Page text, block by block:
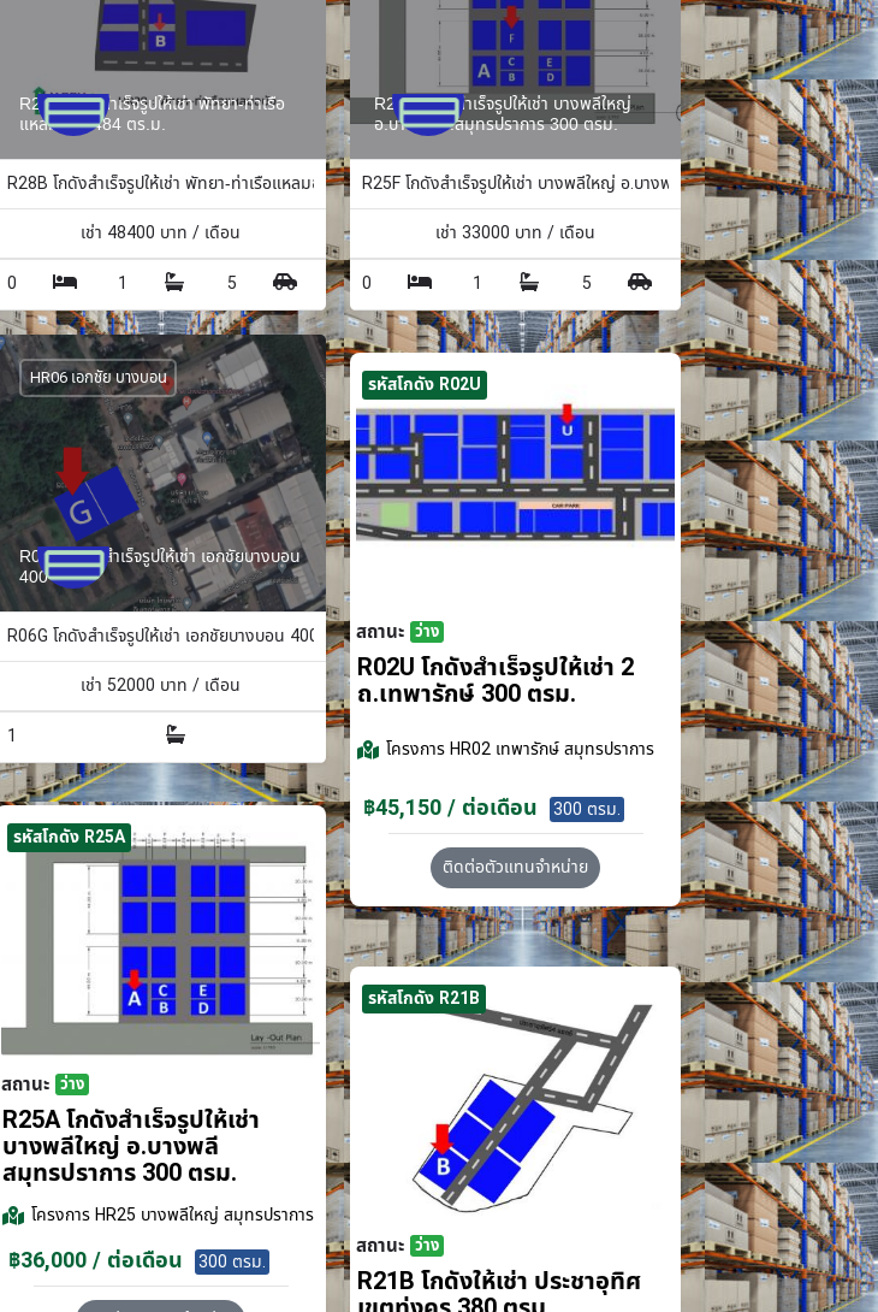
R28B โกดังสำเร็จรูปให้เช่า พัทยา-ท่าเรือ
แหลมฉบัง 484 ตร.ม.
R28B โกดังสำเร็จรูปให้เช่า พัทยา-ท่าเรือแหลมฉบัง 484 ตร.ม.
เช่า 48400 บาท / เดือน
0
1 5
R25F โกดังสำเร็จรูปให้เช่า บางพลีใหญ่
อ.บางพลี จ.สมุทรปราการ 300 ตรม.
R25F โกดังสำเร็จรูปให้เช่า บางพลีใหญ่ อ.บางพลี จ.สมุทรปราการ 300 ตรม.
เช่า 33000 บาท / เดือน
0
1 5
R06G โกดังสำเร็จรูปให้เช่า เอกชัยบางบอน
400 ตรม.
HR06 เอกชัย บางบอน
R06G โกดังสำเร็จรูปให้เช่า เอกชัยบางบอน 400 ตรม.
เช่า 52000 บาท / เดือน
1
รหัสโกดัง R02U
สถานะ ว่าง
R02U โกดังสำเร็จรูปให้เช่า 2
ถ.เทพารักษ์ 300 ตรม.
โครงการHR02 เทพารักษ์ สมุทรปราการ
฿45,150 / ต่อเดือน 300 ตรม.
ติดต่อตัวแทนจำหน่าย
รหัสโกดัง R25A
สถานะ ว่าง
R25A โกดังสำเร็จรูปให้เช่า
บางพลีใหญ่ อ.บางพลี
สมุทรปราการ 300 ตรม.
โครงการHR25 บางพลีใหญ่ สมุทรปราการ
฿36,000 / ต่อเดือน 300 ตรม.
รหัสโกดัง R21B
สถานะ ว่าง
R21B โกดังให้เช่า ประชาอุทิศ